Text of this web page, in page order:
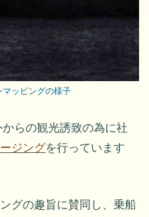
ッピングの様子
らの観光誘致の為に社
ジングを行っています
グの趣旨に賛同し、乗船